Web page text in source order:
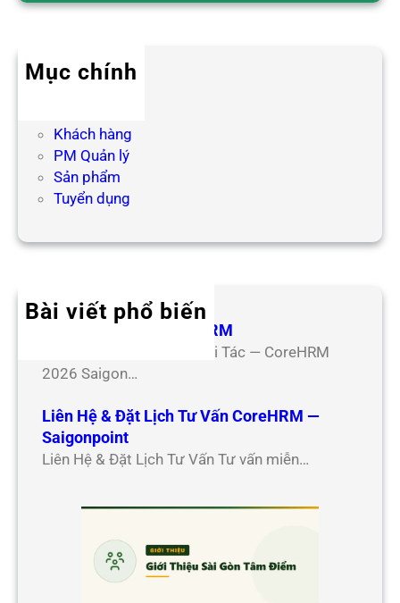
h
Mục chính
Khách hàng
PM Quản lý
Sản phẩm
Tuyển dụng
Bài viết phổ biến
Hợp Tác Đối Tác CoreHRM
Chương Trình Hợp Tác Đối Tác — CoreHRM
2026 Saigon…
Liên Hệ & Đặt Lịch Tư Vấn CoreHRM —
Saigonpoint
Liên Hệ & Đặt Lịch Tư Vấn Tư vấn miễn…